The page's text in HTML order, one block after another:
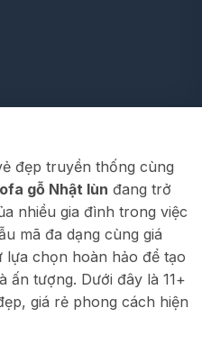
đẹp truyền thống cùng
gỗ Nhật lùn đang trở
nhiều gia đình trong việc
mã đa dạng cùng giá
lựa chọn hoàn hảo để tạo
ấn tượng. Dưới đây là 11+
giá rẻ phong cách hiện